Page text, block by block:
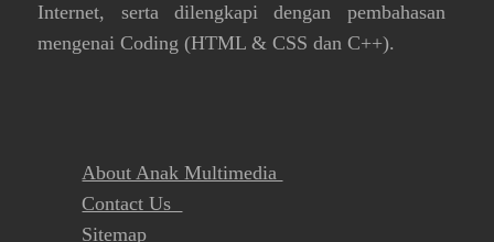
Internet, serta dilengkapi dengan pembahasan
mengenai Coding (HTML & CSS dan C++).
About Anak Multimedia
Contact Us
Sitemap